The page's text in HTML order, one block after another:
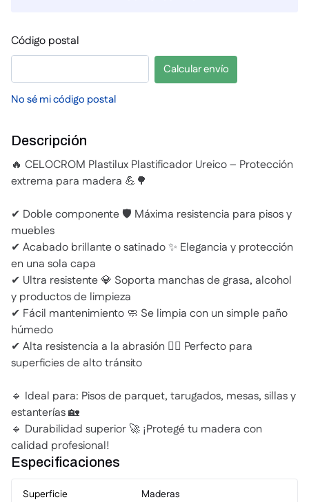
Código postal
No sé mi código postal
Calcular envío
Descripción
🔥 CELOCROM Plastilux Plastificador Ureico – Protección
extrema para madera 💪🌳
✔ Doble componente 🛡️ Máxima resistencia para pisos y
muebles
✔ Acabado brillante o satinado ✨ Elegancia y protección
en una sola capa
✔ Ultra resistente 💎 Soporta manchas de grasa, alcohol
y productos de limpieza
✔ Fácil mantenimiento 🧼 Se limpia con un simple paño
húmedo
✔ Alta resistencia a la abrasión 🚶‍♂️ Perfecto para
superficies de alto tránsito
🔹 Ideal para: Pisos de parquet, tarugados, mesas, sillas y
estanterías 🏡
🔹 Durabilidad superior 🚀 ¡Protegé tu madera con
calidad profesional!
Especificaciones
Superficie Maderas